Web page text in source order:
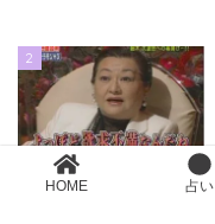
2
HOME 占い